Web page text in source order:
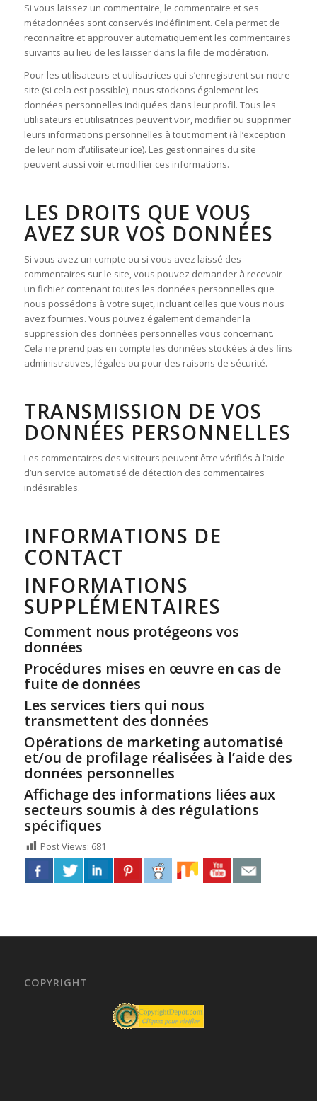
Si vous laissez un commentaire, le commentaire et ses
métadonnées sont conservés indéfiniment. Cela permet de
reconnaître et approuver automatiquement les commentaires
suivants au lieu de les laisser dans la file de modération.
Pour les utilisateurs et utilisatrices qui s’enregistrent sur notre
site (si cela est possible), nous stockons également les
données personnelles indiquées dans leur profil. Tous les
utilisateurs et utilisatrices peuvent voir, modifier ou supprimer
leurs informations personnelles à tout moment (à l’exception
de leur nom d’utilisateur·ice). Les gestionnaires du site
peuvent aussi voir et modifier ces informations.
LES DROITS QUE VOUS
AVEZ SUR VOS DONNÉES
Si vous avez un compte ou si vous avez laissé des
commentaires sur le site, vous pouvez demander à recevoir
un fichier contenant toutes les données personnelles que
nous possédons à votre sujet, incluant celles que vous nous
avez fournies. Vous pouvez également demander la
suppression des données personnelles vous concernant.
Cela ne prend pas en compte les données stockées à des fins
administratives, légales ou pour des raisons de sécurité.
TRANSMISSION DE VOS
DONNÉES PERSONNELLES
Les commentaires des visiteurs peuvent être vérifiés à l’aide
d’un service automatisé de détection des commentaires
indésirables.
INFORMATIONS DE
CONTACT
INFORMATIONS
SUPPLÉMENTAIRES
Comment nous protégeons vos
données
Procédures mises en œuvre en cas de
fuite de données
Les services tiers qui nous
transmettent des données
Opérations de marketing automatisé
et/ou de profilage réalisées à l’aide des
données personnelles
Affichage des informations liées aux
secteurs soumis à des régulations
spécifiques
Post Views: 681
COPYRIGHT